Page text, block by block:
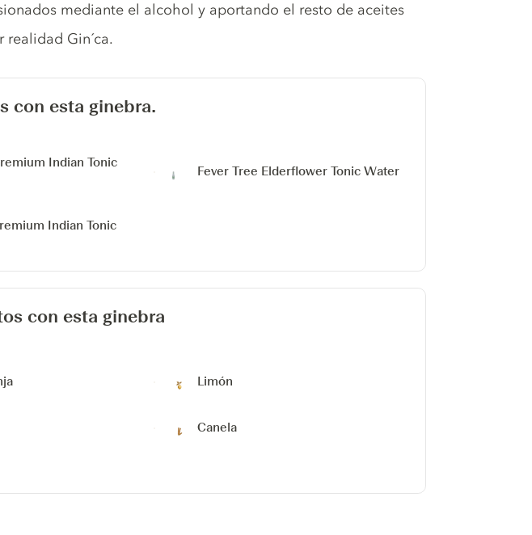
mediante el alcohol y aportando el resto de aceites
realidad Gin´ca.
con esta ginebra.
Indian Tonic
Fever Tree Elderflower Tonic Water
Indian Tonic
con esta ginebra
Limón
Canela